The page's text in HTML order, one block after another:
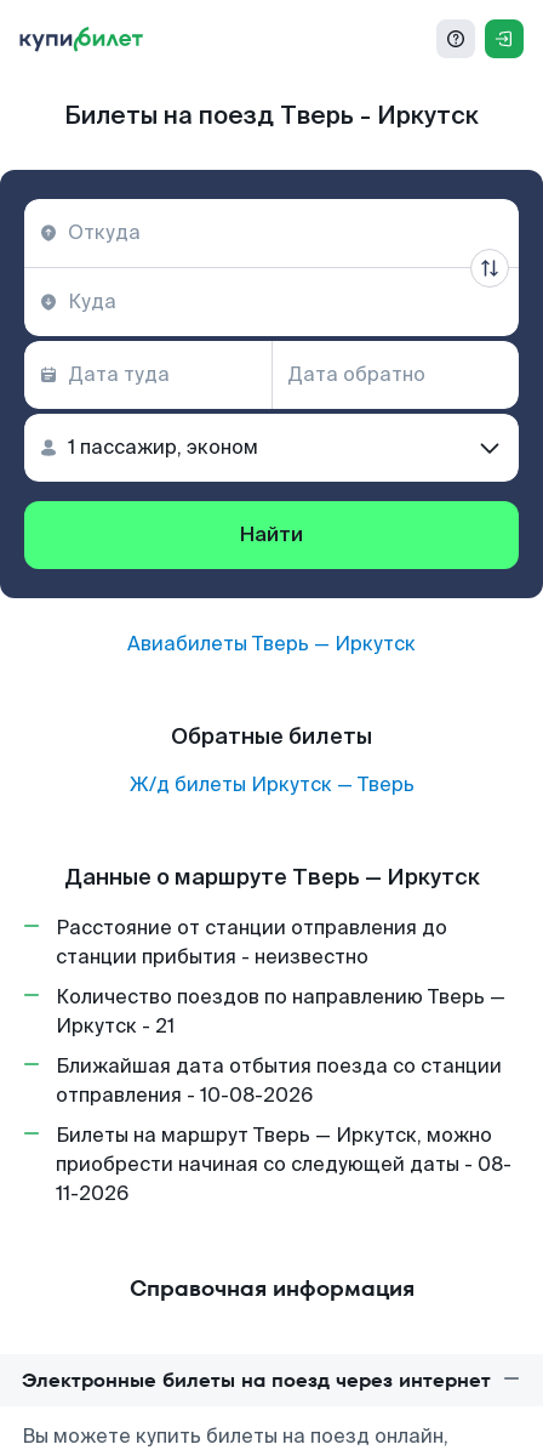
Билеты на поезд Тверь - Иркутск
Найти
Авиабилеты Тверь — Иркутск
Обратные билеты
Ж/д билеты Иркутск— Тверь
Данные о маршруте Тверь — Иркутск
Расстояние от станции отправления до
станции прибытия - неизвестно
Количество поездов по направлению Тверь —
Иркутск - 21
Ближайшая дата отбытия поезда со станции
отправления - 10-08-2026
Билеты на маршрут Тверь — Иркутск, можно
приобрести начиная со следующей даты - 08-
11-2026
Справочная информация
Электронные билеты на поезд через интернет
Вы можете купить билеты на поезд онлайн,